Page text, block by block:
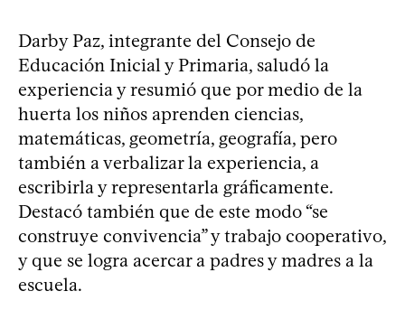
Darby Paz, integrante del Consejo de
Educación Inicial y Primaria, saludó la
experiencia y resumió que por medio de la
huerta los niños aprenden ciencias,
matemáticas, geometría, geografía, pero
también a verbalizar la experiencia, a
escribirla y representarla gráficamente.
Destacó también que de este modo “se
construye convivencia” y trabajo cooperativo,
y que se logra acercar a padres y madres a la
escuela.